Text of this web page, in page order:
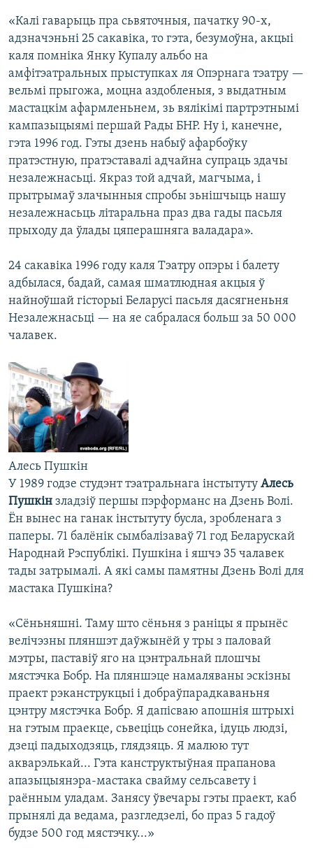
«Калі гаварыць пра сьвяточныя, пачатку 90-х,
адзначэньні 25 сакавіка, то гэта, безумоўна, акцыі
каля помніка Янку Купалу альбо на
амфітэатральных прыступках ля Опэрнага тэатру —
вельмі прыгожа, моцна аздобленыя, з выдатным
мастацкім афармленьнем, зь вялікімі партрэтнымі
кампазыцыямі першай Рады БНР. Ну і, канечне,
гэта 1996 год. Гэты дзень набыў афарбоўку
пратэстную, пратэставалі адчайна супраць здачы
незалежнасьці. Якраз той адчай, магчыма, і
прытрымаў злачынныя спробы зьнішчыць нашу
незалежнасьць літаральна праз два гады пасьля
прыходу да ўлады цяперашняга валадара».
24 сакавіка 1996 году каля Тэатру опэры і балету
адбылася, бадай, самая шматлюдная акцыя ў
найноўшай гісторыі Беларусі пасьля дасягненьня
Незалежнасьці — на яе сабралася больш за 50 000
чалавек.
Алесь Пушкін
У 1989 годзе студэнт тэатральнага інстытуту Алесь
Пушкін зладзіў першы пэрформанс на Дзень Волі.
Ён вынес на ганак інстытуту бусла, зробленага з
паперы. 71 балёнік сымбалізаваў 71 год Беларускай
Народнай Рэспублікі. Пушкіна і яшчэ 35 чалавек
тады затрымалі. А які самы памятны Дзень Волі для
мастака Пушкіна?
«Сёньняшні. Таму што сёньня з раніцы я прынёс
велічэзны пляншэт даўжынёй у тры з паловай
мэтры, паставіў яго на цэнтральнай плошчы
мястэчка Бобр. На пляншэце намаляваны эскізны
праект рэканструкцыі і добраўпарадкаваньня
цэнтру мястэчка Бобр. Я дапісваю апошнія штрыхі
на гэтым праекце, сьвеціць сонейка, ідуць людзі,
дзеці падыходзяць, глядзяць. Я малюю тут
акварэлькай... Гэта канструктыўная прапанова
апазыцыянэра-мастака свайму сельсавету і
раённым уладам. Занясу ўвечары гэты праект, каб
прынялі да ведама, разгледзелі, бо праз 5 гадоў
будзе 500 год мястэчку...»